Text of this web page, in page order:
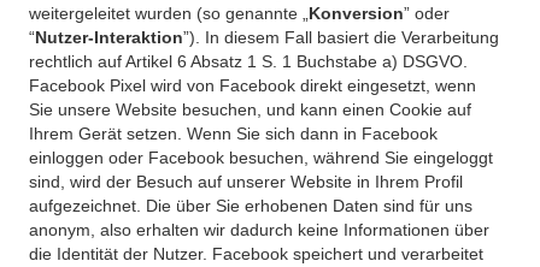
weitergeleitet wurden (so genannte „ Konversion” oder
“Nutzer-Interaktion”). In diesem Fall basiert die Verarbeitung
rechtlich auf Artikel 6 Absatz 1 S. 1 Buchstabe a) DSGVO.
Facebook Pixel wird von Facebook direkt eingesetzt, wenn
Sie unsere Website besuchen, und kann einen Cookie auf
Ihrem Gerät setzen. Wenn Sie sich dann in Facebook
einloggen oder Facebook besuchen, während Sie eingeloggt
sind, wird der Besuch auf unserer Website in Ihrem Profil
aufgezeichnet. Die über Sie erhobenen Daten sind für uns
anonym, also erhalten wir dadurch keine Informationen über
die Identität der Nutzer. Facebook speichert und verarbeitet